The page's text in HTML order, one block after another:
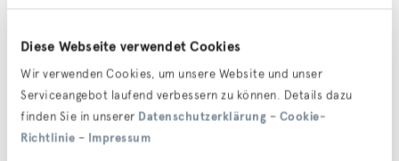
Diese Webseite verwendet Cookies
Wir verwenden Cookies, um unsere Website und unser
Serviceangebot laufend verbessern zu können. Details dazu
finden Sie in unserer Datenschutzerklärung – Cookie-
Richtlinie – Impressum
KlimaTicket Tirol um 30 Prozent günstiger, wenn
in Ihrem Haushalt bereits jemand ein gültiges